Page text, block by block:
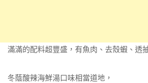
滿滿的配料超豐盛，有魚肉、去殼蝦、透
冬蔭酸辣海鮮湯口味相當道地，